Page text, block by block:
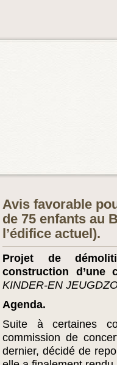
Avis favorable
de 75 enfants au
l’édifice actuel).
Projet de
construction d’une
KINDER-EN
Agenda.
Suite à certaines
commission de
dernier, décidé de